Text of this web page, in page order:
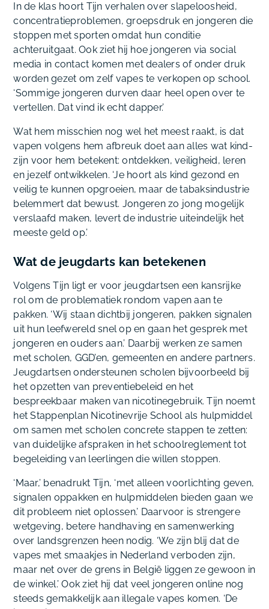
In de klas hoort Tijn verhalen over slapeloosheid,
concentratieproblemen, groepsdruk en jongeren die
stoppen met sporten omdat hun conditie
achteruitgaat. Ook ziet hij hoe jongeren via social
media in contact komen met dealers of onder druk
worden gezet om zelf vapes te verkopen op school.
‘Sommige jongeren durven daar heel open over te
vertellen. Dat vind ik echt dapper.’
Wat hem misschien nog wel het meest raakt, is dat
vapen volgens hem afbreuk doet aan alles wat kind-
zijn voor hem betekent: ontdekken, veiligheid, leren
en jezelf ontwikkelen. ‘Je hoort als kind gezond en
veilig te kunnen opgroeien, maar de tabaksindustrie
belemmert dat bewust. Jongeren zo jong mogelijk
verslaafd maken, levert de industrie uiteindelijk het
meeste geld op.’
Wat de jeugdarts kan betekenen
Volgens Tijn ligt er voor jeugdartsen een kansrijke
rol om de problematiek rondom vapen aan te
pakken. ‘Wij staan dichtbij jongeren, pakken signalen
uit hun leefwereld snel op en gaan het gesprek met
jongeren en ouders aan.’ Daarbij werken ze samen
met scholen, GGD’en, gemeenten en andere partners.
Jeugdartsen ondersteunen scholen bijvoorbeeld bij
het opzetten van preventiebeleid en het
bespreekbaar maken van nicotinegebruik. Tijn noemt
het Stappenplan Nicotinevrije School als hulpmiddel
om samen met scholen concrete stappen te zetten:
van duidelijke afspraken in het schoolreglement tot
begeleiding van leerlingen die willen stoppen.
‘Maar,’ benadrukt Tijn, ‘met alleen voorlichting geven,
signalen oppakken en hulpmiddelen bieden gaan we
dit probleem niet oplossen.’ Daarvoor is strengere
wetgeving, betere handhaving en samenwerking
over landsgrenzen heen nodig. ‘We zijn blij dat de
vapes met smaakjes in Nederland verboden zijn,
maar net over de grens in België liggen ze gewoon in
de winkel.’ Ook ziet hij dat veel jongeren online nog
steeds gemakkelijk aan illegale vapes komen. ‘De